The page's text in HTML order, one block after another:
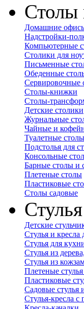
Столы
Домашние
Надстройки-
Компьютерные
Столики для
Письменные
Обеденные
Сервировочные
Столы-книжки
Столы-
Детские столики
Журнальные
Чайные и
Туалетные столы
Подстолья для
Консольные
Барные столы и
Плетеные столы
Пластиковые
Столы садовые
Детские
Стулья и кресла
Стулья для
Стулья из
Стулья из
Плетеные
Пластиковые
Садовые стулья
Стулья-кресла с